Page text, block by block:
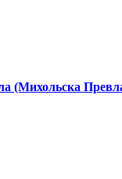
(Михольска